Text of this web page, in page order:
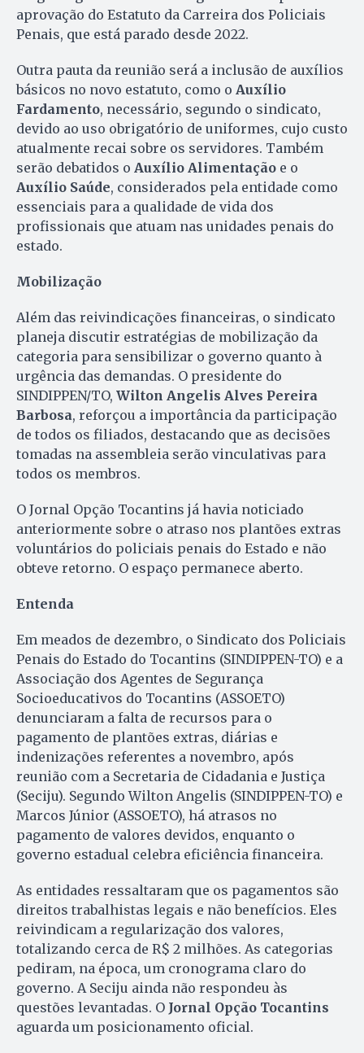
aprovação do Estatuto da Carreira dos Policiais
Penais, que está parado desde 2022.
Outra pauta da reunião será a inclusão de auxílios
básicos no novo estatuto, como o Auxílio
Fardamento, necessário, segundo o sindicato,
devido ao uso obrigatório de uniformes, cujo custo
atualmente recai sobre os servidores. Também
serão debatidos o Auxílio Alimentação e o
Auxílio Saúde, considerados pela entidade como
essenciais para a qualidade de vida dos
profissionais que atuam nas unidades penais do
estado.
Mobilização
Além das reivindicações financeiras, o sindicato
planeja discutir estratégias de mobilização da
categoria para sensibilizar o governo quanto à
urgência das demandas. O presidente do
SINDIPPEN/TO, Wilton Angelis Alves Pereira
Barbosa, reforçou a importância da participação
de todos os filiados, destacando que as decisões
tomadas na assembleia serão vinculativas para
todos os membros.
O Jornal Opção Tocantins já havia noticiado
anteriormente sobre o atraso nos plantões extras
voluntários do policiais penais do Estado e não
obteve retorno. O espaço permanece aberto.
Entenda
Em meados de dezembro, o Sindicato dos Policiais
Penais do Estado do Tocantins (SINDIPPEN-TO) e a
Associação dos Agentes de Segurança
Socioeducativos do Tocantins (ASSOETO)
denunciaram a falta de recursos para o
pagamento de plantões extras, diárias e
indenizações referentes a novembro, após
reunião com a Secretaria de Cidadania e Justiça
(Seciju). Segundo Wilton Angelis (SINDIPPEN-TO) e
Marcos Júnior (ASSOETO), há atrasos no
pagamento de valores devidos, enquanto o
governo estadual celebra eficiência financeira.
As entidades ressaltaram que os pagamentos são
direitos trabalhistas legais e não benefícios. Eles
reivindicam a regularização dos valores,
totalizando cerca de R$ 2 milhões. As categorias
pediram, na época, um cronograma claro do
governo. A Seciju ainda não respondeu às
questões levantadas. O Jornal Opção Tocantins
aguarda um posicionamento oficial.